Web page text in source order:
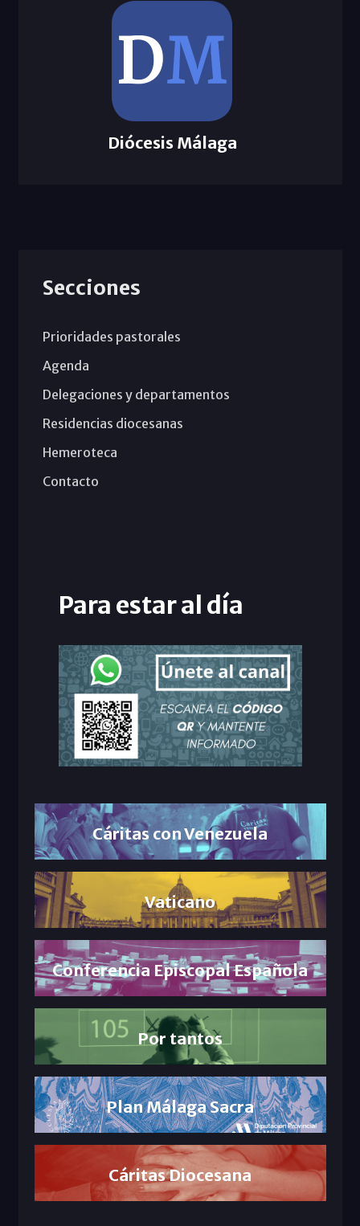
Diócesis Málaga
Secciones
Prioridades pastorales
Agenda
Delegaciones y departamentos
Residencias diocesanas
Hemeroteca
Contacto
Para estar al día
Cáritas con Venezuela
Vaticano
Conferencia Episcopal Española
Por tantos
Plan Málaga Sacra
Cáritas Diocesana